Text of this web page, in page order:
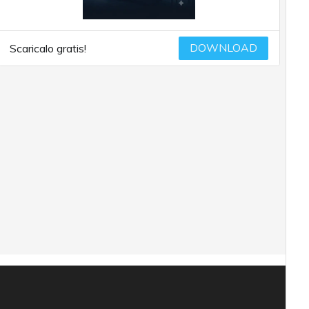
Scaricalo gratis! DOWNLOAD